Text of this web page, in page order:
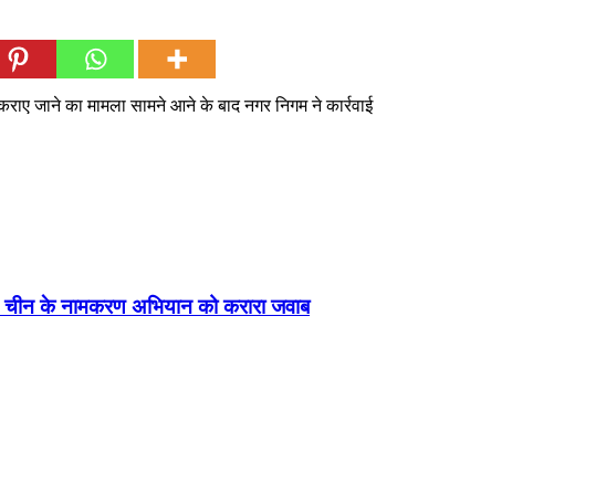
जाने का मामला सामने आने के बाद नगर निगम ने कार्रवाई
के नामकरण अभियान को करारा जवाब